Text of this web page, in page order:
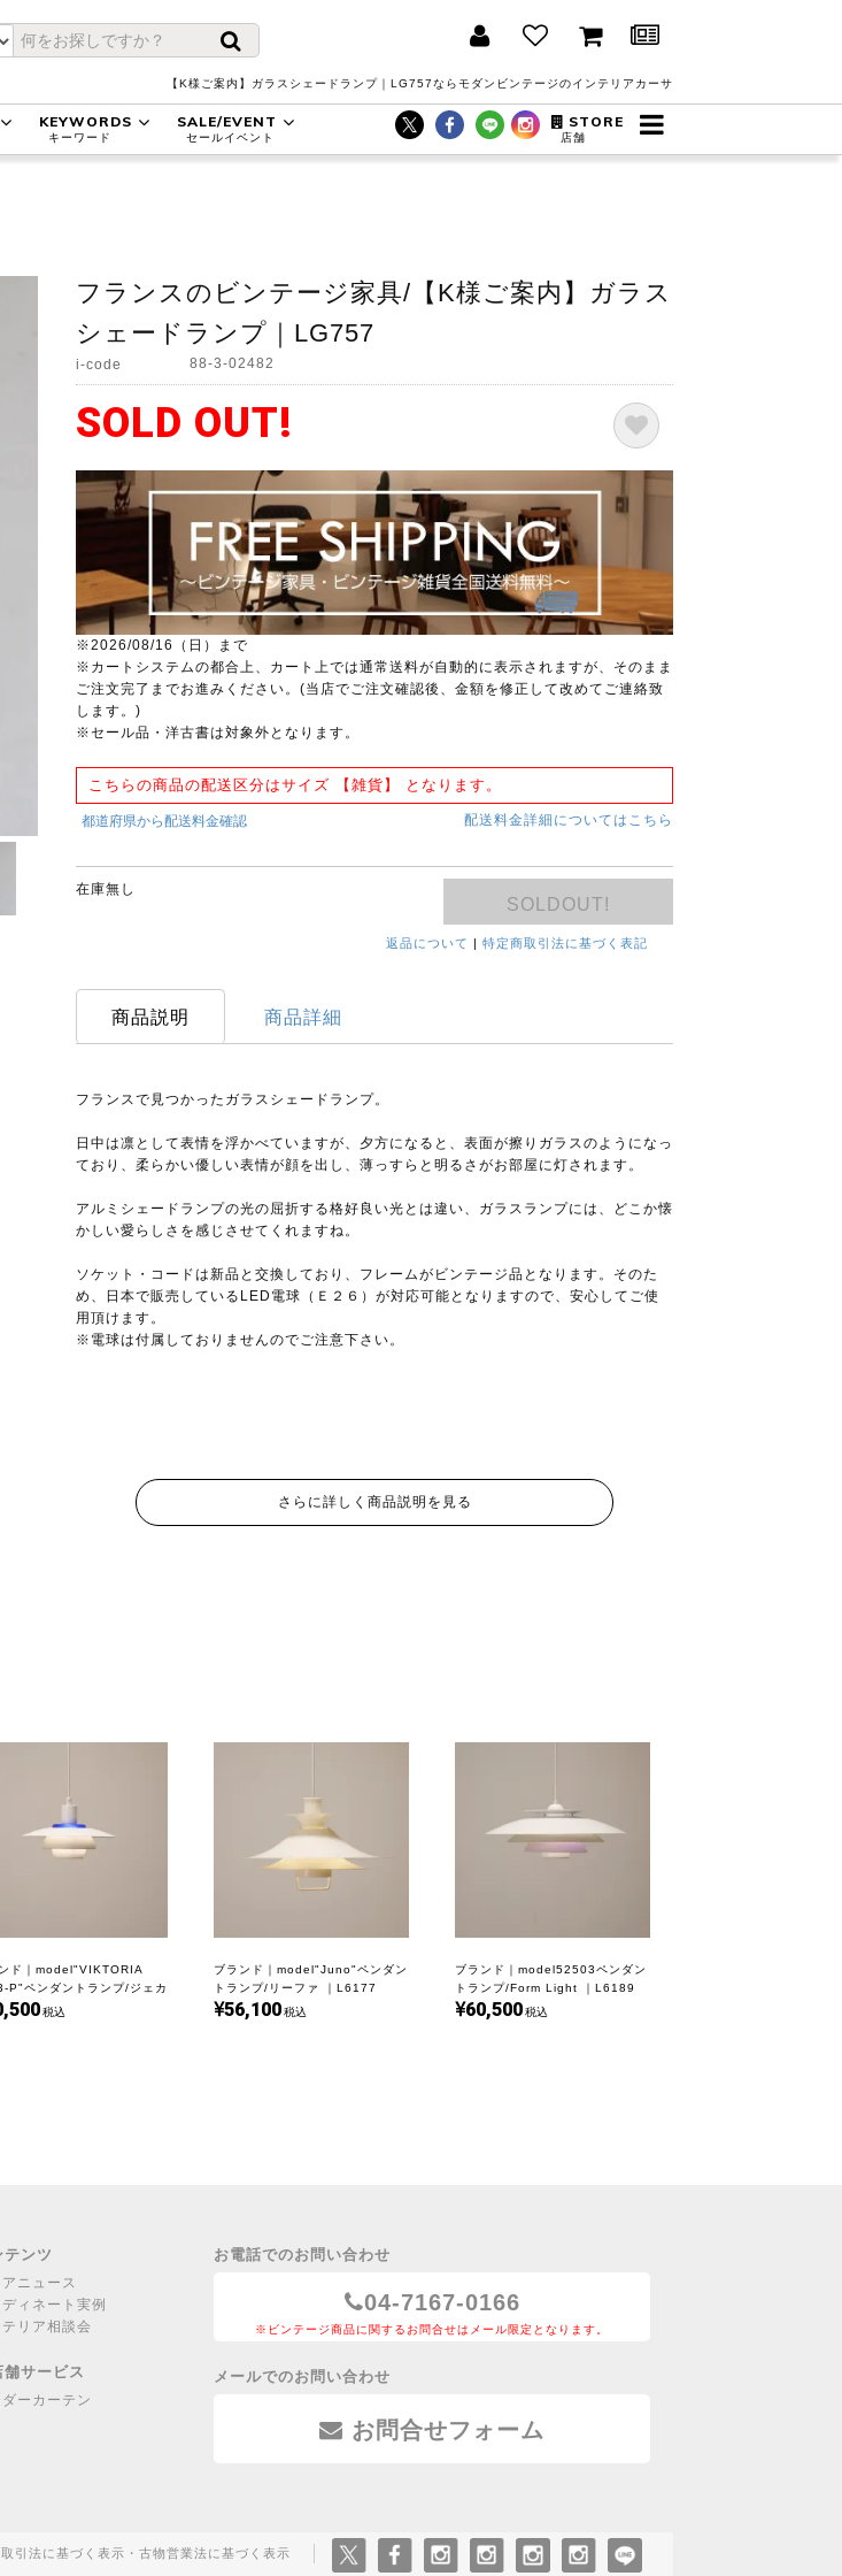
【K様ご案内】ガラスシェードランプ｜LG757ならモダンビンテージのインテリアカーサ
KEYWORDS
キーワード
SALE/EVENT
セールイベント
STORE
店舗
フランスのビンテージ家具/【K様ご案内】ガラス
シェードランプ｜LG757
i-code 88-3-02482
SOLD OUT!
※2026/08/16（日）まで
※カートシステムの都合上、カート上では通常送料が自動的に表示されますが、そのまま
ご注文完了までお進みください。(当店でご注文確認後、金額を修正して改めてご連絡致
します。)
※セール品・洋古書は対象外となります。
こちらの商品の配送区分はサイズ 【雑貨】 となります。
配送料金詳細についてはこちら
在庫無し
SOLDOUT!
返品について 特定商取引法に基づく表記
商品説明 商品詳細
フランスで見つかったガラスシェードランプ。
日中は凛として表情を浮かべていますが、夕方になると、表面が擦りガラスのようになっ
ており、柔らかい優しい表情が顔を出し、薄っすらと明るさがお部屋に灯されます。
アルミシェードランプの光の屈折する格好良い光とは違い、ガラスランプには、どこか懐
かしい愛らしさを感じさせてくれますね。
ソケット・コードは新品と交換しており、フレームがビンテージ品となります。そのた
め、日本で販売しているLED電球（Ｅ２６）が対応可能となりますので、安心してご使
用頂けます。
※電球は付属しておりませんのでご注意下さい。
さらに詳しく商品説明を見る
ド｜model"VIKTORIA
P"ペンダントランプ/ジェカ
税込
ブランド｜model"Juno"ペンダン
トランプ/リーファ ｜L6177
56,100税込
ブランド｜model52503ペンダン
トランプ/Form Light ｜L6189
60,500税込
テンツ
ニュース
ディネート実例
リア相談会
舗サービス
ーカーテン
お電話でのお問い合わせ
04-7167-0166
※ビンテージ商品に関するお問合せはメール限定となります。
メールでのお問い合わせ
お問合せフォーム
引法に基づく表示・古物営業法に基づく表示